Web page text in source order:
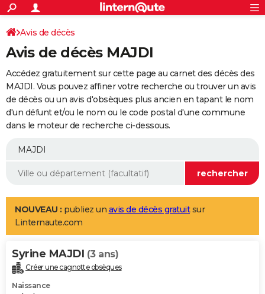
ACTUALITÉS
Politique
Société
Faits Divers
Education
Monde
Villes
+
SPORT
Coupe du monde 2026
Football
Tennis
Cyclisme
Rugby
Forum
Programme TV
TNT
Streaming
Cinéma
Sorties cinéma
Musique
+
FINANCE
Retraite
Impôts
Epargne
Immobilier
Risques naturels par ville
Banque
Assurance
Crédit
AUTO
Essais
Réserver un essai
Citadines
Berlines
SUV
Forum auto
+
Mobiles
Meilleur smartphone
Internet
Ordinateurs
Jeux vidéo
Guide high-tech
Aménagement intérieur
LIFESTYLE
Art de vivre
Bien-être
Loisirs
Mode
Modes de vie
Alimentation
Guide de la santé
Maladies
Médicaments
Sommeil
VOYAGE
Destinations
City break
Voyage nature
Voyage de noces
Forum
Climat
+PHOTO
Avis de décès
Avis de décès MAJDI
Accédez gratuitement sur cette page au carnet des décès des
MAJDI. Vous pouvez affiner votre recherche ou trouver un avis
de décès ou un avis d'obsèques plus ancien en tapant le nom
d'un défunt et/ou le nom ou le code postal d'une commune
dans le moteur de recherche ci-dessous.
NOUVEAU : publiez un avis de décès gratuitsur
Linternaute.com
Syrine MAJDI (3 ans)
Créer une cagnotte obsèques
Naissance